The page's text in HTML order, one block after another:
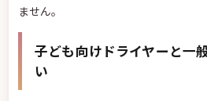
ません。
子ども向けドライヤーと一
い